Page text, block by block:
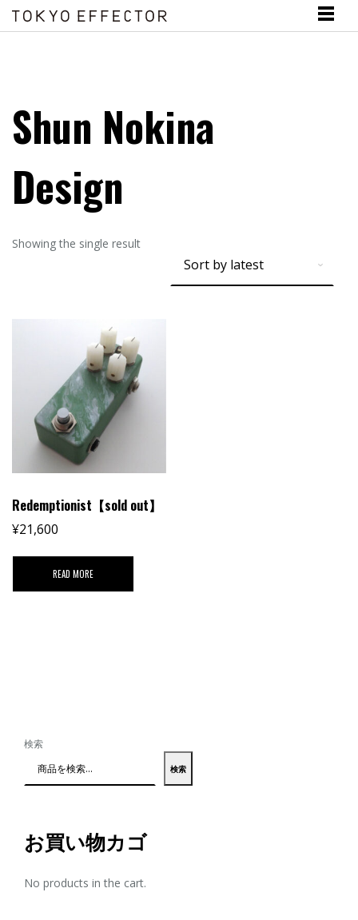
Shun Nokina
Design
Showing the single result
Redemptionist【sold out】
¥21,600
READ MORE
検索
検索
お買い物カゴ
No products in the cart.